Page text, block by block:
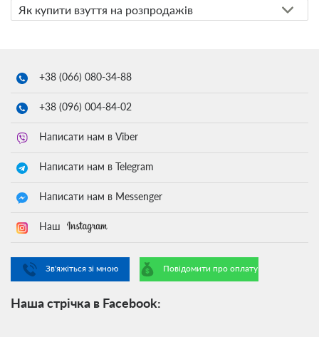
Як купити взуття на розпродажів
+38 (066) 080-34-88
+38 (096) 004-84-02
Написати нам в Viber
Написати нам в Telegram
Написати нам в Messenger
Наш
Зв'яжіться зі мною Повідомити про оплату
Наша стрічка в Facebook: